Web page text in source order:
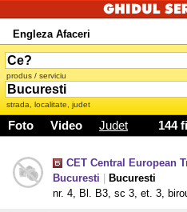
Engleza Afaceri
produs / serviciu
strada, localitate, judet
Foto Video Judet 144
CET Central European
Bucuresti
Bucuresti
nr. 4, Bl. B3, sc 3, et. 3,